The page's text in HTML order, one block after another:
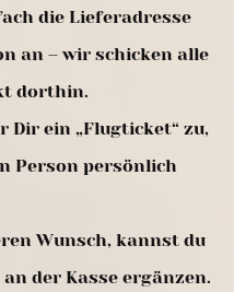
die Lieferadresse
an – wir schicken alle
dorthin.
Dir ein „Flugticket“ zu,
Person persönlich
Wunsch, kannst du
der Kasse ergänzen.